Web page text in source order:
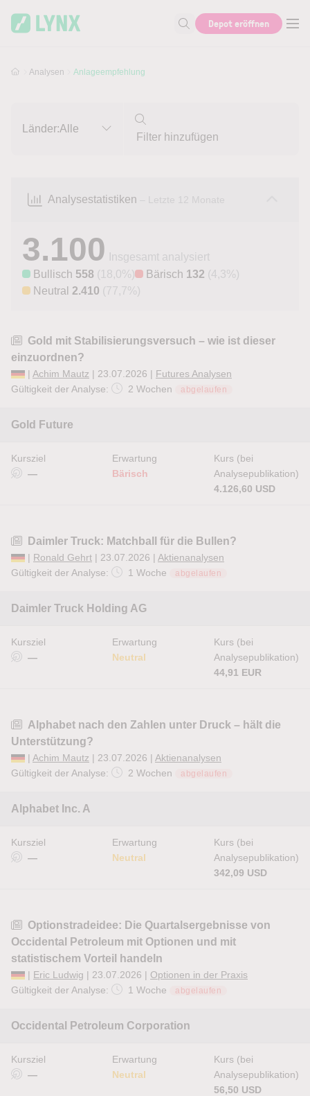
Suche nach Aktie, Autor...
Depot eröffnen
Analysen Anlageempfehlung
Länder:Alle
Analysestatistiken – Letzte 12 Monate
3.100
Insgesamt analysiert
Bullisch 558 (18,0%) Bärisch 132 (4,3%)
Neutral 2.410 (77,7%)
Gold mit Stabilisierungsversuch – wie ist dieser
einzuordnen?
| Achim Mautz | 23.07.2026 | Futures Analysen
Gültigkeit der Analyse:
2 Wochen abgelaufen
Gold Future
Kursziel
—
Erwartung
Bärisch
Kurs (bei
Analysepublikation)
4.126,60 USD
Daimler Truck: Matchball für die Bullen?
| Ronald Gehrt | 23.07.2026 | Aktienanalysen
Gültigkeit der Analyse:
1 Woche abgelaufen
Daimler Truck Holding AG
Kursziel
—
Erwartung
Neutral
Kurs (bei
Analysepublikation)
44,91 EUR
Alphabet nach den Zahlen unter Druck – hält die
Unterstützung?
| Achim Mautz | 23.07.2026 | Aktienanalysen
Gültigkeit der Analyse:
2 Wochen abgelaufen
Alphabet Inc. A
Kursziel
—
Erwartung
Neutral
Kurs (bei
Analysepublikation)
342,09 USD
Optionstradeidee: Die Quartalsergebnisse von
Occidental Petroleum mit Optionen und mit
statistischem Vorteil handeln
| Eric Ludwig | 23.07.2026 | Optionen in der Praxis
Gültigkeit der Analyse:
1 Woche abgelaufen
Occidental Petroleum Corporation
Kursziel
—
Erwartung
Neutral
Kurs (bei
Analysepublikation)
56,50 USD